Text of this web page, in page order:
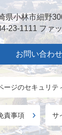
県小林市細野
23-1111 ファ
お問い合わせ
ージのセキュリテ
責事項 サ